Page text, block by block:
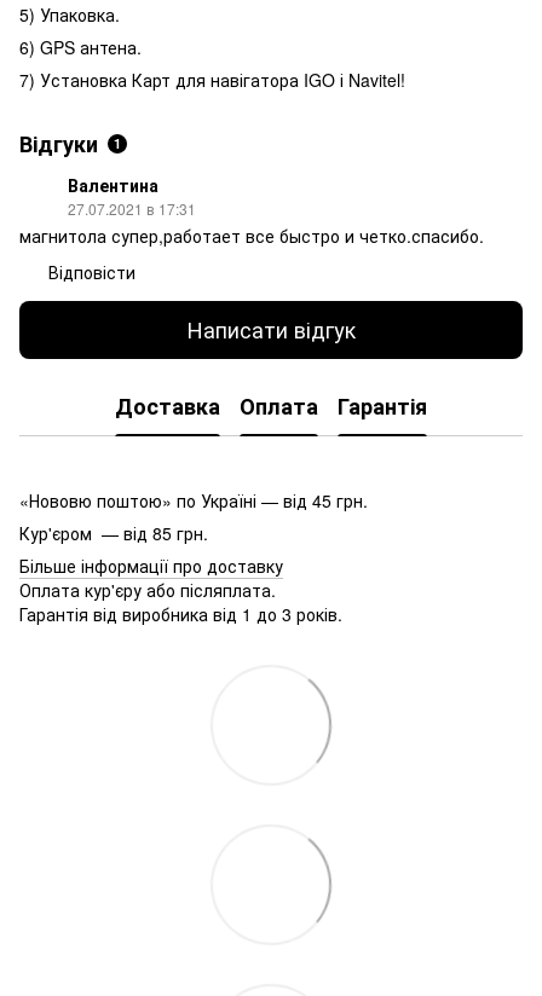
5) Упаковка.
6) GPS антена.
7) Установка Карт для навігатора IGO і Navitel!
Відгуки 1
Валентина
27.07.2021 в 17:31
магнитола супер,работает все быстро и четко.спасибо.
Відповісти
Написати відгук
Доставка Оплата Гарантія
«Нововю поштою» по Україні — від 45 грн.
Кур'єром — від 85 грн.
Більше інформації про доставку
Оплата кур'єру або післяплата.
Гарантія від виробника від 1 до 3 років.